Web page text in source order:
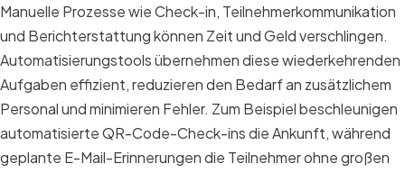
Manuelle Prozesse wie Check-in, Teilnehmerkommunikation
und Berichterstattung können Zeit und Geld verschlingen.
Automatisierungstools übernehmen diese wiederkehrenden
Aufgaben effizient, reduzieren den Bedarf an zusätzlichem
Personal und minimieren Fehler. Zum Beispiel beschleunigen
automatisierte QR-Code-Check-ins die Ankunft, während
geplante E-Mail-Erinnerungen die Teilnehmer ohne großen